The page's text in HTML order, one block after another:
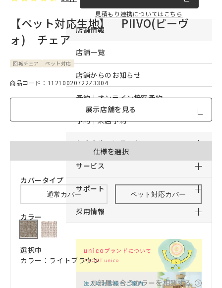
見積もり連携についてはこちら
店舗情報
店舗一覧
店舗からのお知らせ
予約｜オンライン接客予約
予約｜来店予約
おすすめコンテンツ
サービス
サポート
採用情報
【ペット対応生地】 PIIVO(ピーヴ
ォ) チェア
回転チェア ペット対応
商品コード：11210020722Z3304
展示店舗を見る
仕様を選択
カバータイプ
通常カバー ペット対応カバー
カラー
選択中
カラー：ライトブラウン
お部屋に合うカラーを相談する